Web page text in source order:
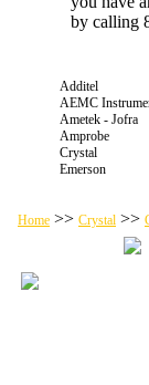
by calling
Additel
AEMC
Ametek - Jofra
Amprobe
Crystal
Emerson
Home >> Crystal >>